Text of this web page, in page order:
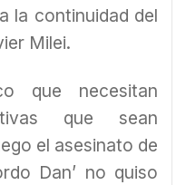
la continuidad del
Milei.
que necesitan
que sean
el asesinato de
Dan’ no quiso